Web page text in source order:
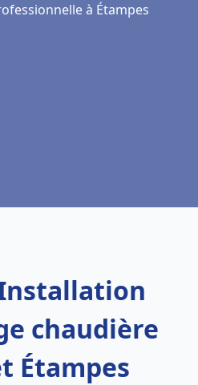
à Étampes
chaudière
Étampes